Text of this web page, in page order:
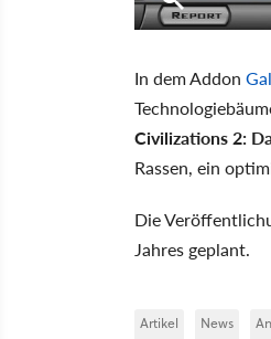
In dem Addon
Civilizations 2:
Rassen, ein
Die
Jahres geplant.
Artikel News